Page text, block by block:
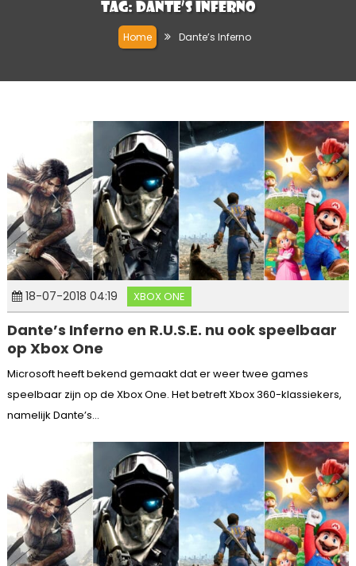
Tag: Dante’s Inferno
Home Dante’s Inferno
18-07-2018 04:19 XBOX ONE
Dante’s Inferno en R.U.S.E. nu ook speelbaar
op Xbox One
Microsoft heeft bekend gemaakt dat er weer twee games
speelbaar zijn op de Xbox One. Het betreft Xbox 360-klassiekers,
namelijk Dante’s...